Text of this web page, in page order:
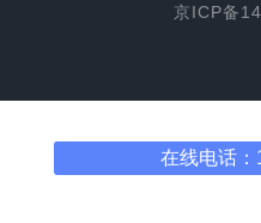
京ICP备
在线电话